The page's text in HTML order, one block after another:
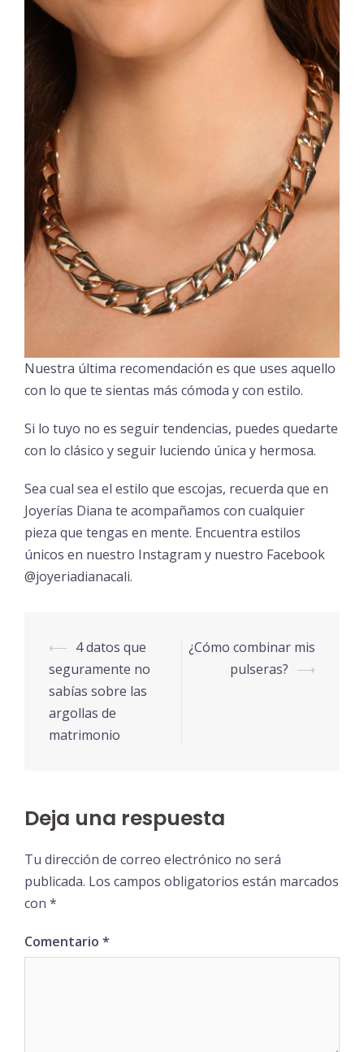
Nuestra última recomendación es que uses aquello
con lo que te sientas más cómoda y con estilo.
Si lo tuyo no es seguir tendencias, puedes quedarte
con lo clásico y seguir luciendo única y hermosa.
Sea cual sea el estilo que escojas, recuerda que en
Joyerías Diana te acompañamos con cualquier
pieza que tengas en mente. Encuentra estilos
únicos en nuestro Instagram y nuestro Facebook
@joyeriadianacali.
Navegación
de
entradas
⟵ 4 datos que
seguramente no
sabías sobre las
argollas de
matrimonio
¿Cómo combinar mis
pulseras? ⟶
Deja una respuesta
Tu dirección de correo electrónico no será
publicada. Los campos obligatorios están marcados
con *
Comentario *